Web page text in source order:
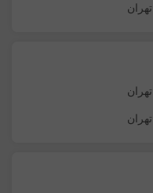
تهران
تهران
تهران